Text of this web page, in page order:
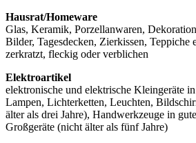
Hausrat/Homeware
Glas, Keramik, Porzellanwaren,
Bilder, Tagesdecken, Zierkissen, Teppiche
zerkratzt, fleckig oder verblichen
Elektroartikel
elektronische und elektrische Kleingeräte
Lampen, Lichterketten, Leuchten,
älter als drei Jahre), Handwerkzeuge in
Großgeräte (nicht älter als fünf Jahre)